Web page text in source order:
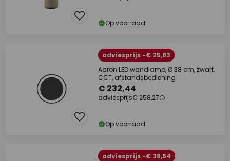
Op voorraad
adviesprijs -€ 25,83
Aaron LED wandlamp, Ø 38 cm, zwart,
CCT, afstandsbediening
€ 232,44
adviesprijs€ 258,27
Op voorraad
adviesprijs -€ 38,54